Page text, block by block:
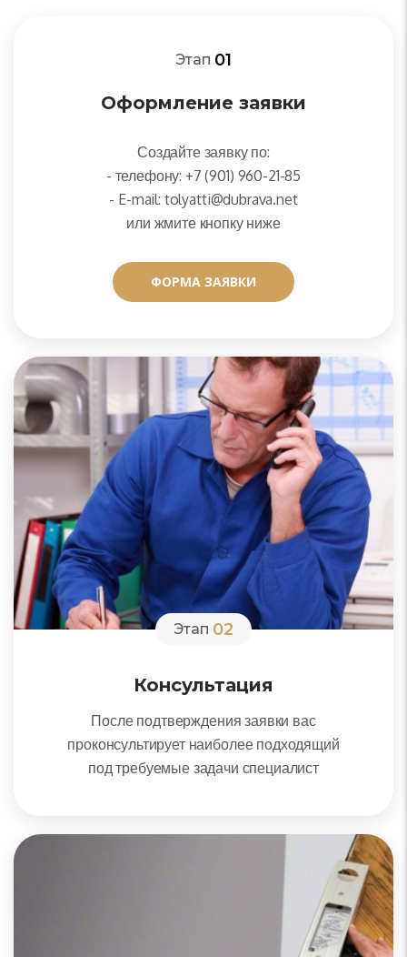
Этап 01
Оформление заявки
Создайте заявку по:
- телефону: +7 (901) 960-21-85
- E-mail: tolyatti@dubrava.net
или жмите кнопку ниже
ФОРМА ЗАЯВКИ
ФОРМА ЗАЯВКИ
Этап 02
Консультация
После подтверждения заявки вас
проконсультирует наиболее подходящий
под требуемые задачи специалист